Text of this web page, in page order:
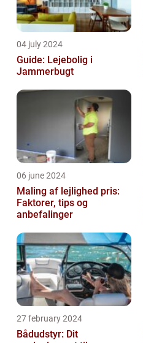
04 july 2024
Guide: Lejebolig i
Jammerbugt
06 june 2024
Maling af lejlighed pris:
Faktorer, tips og
anbefalinger
27 february 2024
Bådudstyr: Dit